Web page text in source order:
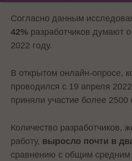
Согласно данным
42% разработчиков думают
2022 году.
В открытом онлайн-опросе,
проводился с 19 апреля
приняли участие более 2500
Количество разработчиков,
работу, выросло почти в
сравнению с общим средним